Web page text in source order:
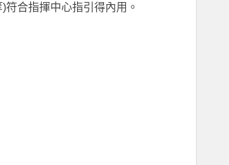
合指揮中心指引得內用。